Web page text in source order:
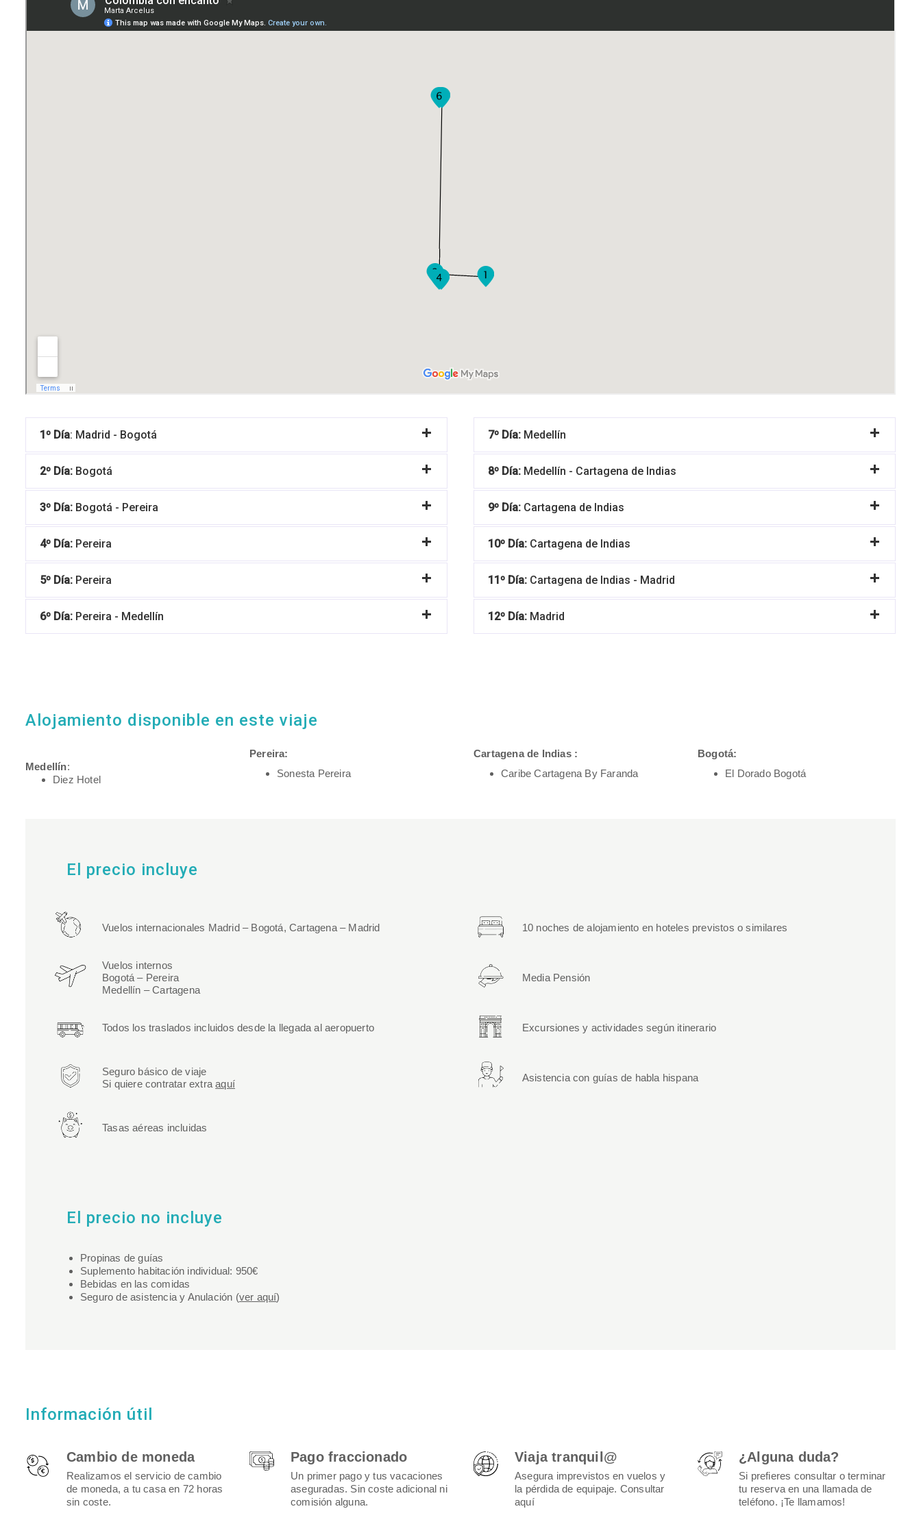
1º Día: Madrid - Bogotá
2º Día: Bogotá
3º Día: Bogotá - Pereira
4º Día: Pereira
5º Día: Pereira
6º Día: Pereira - Medellín
7º Día: Medellín
8º Día: Medellín - Cartagena de Indias
9º Día: Cartagena de Indias
10º Día: Cartagena de Indias
11º Día: Cartagena de Indias - Madrid
12º Día: Madrid
Alojamiento disponible en este viaje
Medellín:
Diez Hotel
Pereira:
Sonesta Pereira
Cartagena de Indias :
Caribe Cartagena By Faranda
Bogotá:
El Dorado Bogotá
El precio incluye
Vuelos internacionales Madrid – Bogotá, Cartagena – Madrid
Vuelos internos
Bogotá – Pereira
Medellín – Cartagena
Todos los traslados incluidos desde la llegada al aeropuerto
Seguro básico de viaje
Si quiere contratar extraaquí
Tasas aéreas incluidas
10 noches de alojamiento en hoteles previstos o similares
Media Pensión
Excursiones y actividades según itinerario
Asistencia con guías de habla hispana
El precio no incluye
Propinas de guías
Suplemento habitación individual: 950€
Bebidas en las comidas
Seguro de asistencia y Anulación (ver aquí)
Información útil
Cambio de moneda
Realizamos el servicio de cambio
de moneda, a tu casa en 72 horas
sin coste.
Pago fraccionado
Un primer pago y tus vacaciones
aseguradas. Sin coste adicional ni
comisión alguna.
Viaja tranquil@
Asegura imprevistos en vuelos y
la pérdida de equipaje. Consultar
aquí
¿Alguna duda?
Si prefieres consultar o terminar
tu reserva en una llamada de
teléfono. ¡Te llamamos!